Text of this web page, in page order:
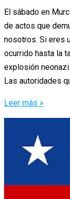
El sábado en
de actos que
nosotros. Si eres
ocurrido hasta la
explosión
Las autoridades
Cuando
ganan
malos
Leer más »